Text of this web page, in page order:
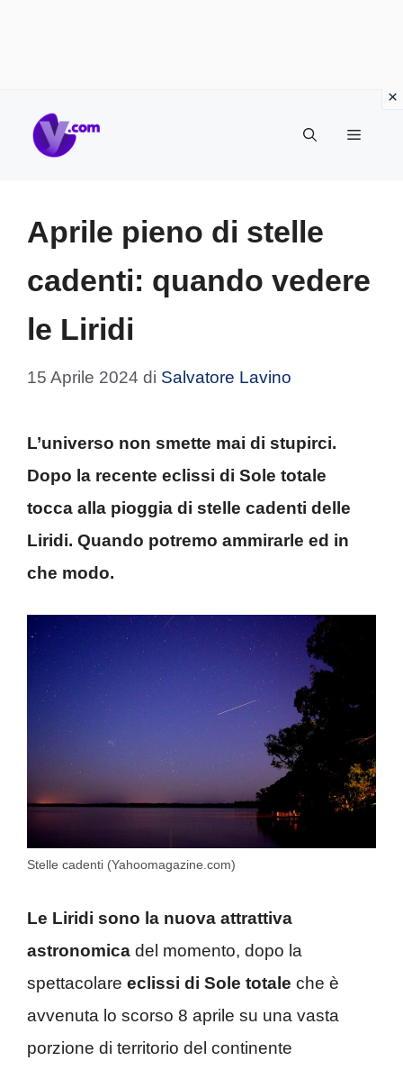
Menu
Aprile pieno di stelle
cadenti: quando vedere
le Liridi
15 Aprile 2024 di Salvatore Lavino
L’universo non smette mai di stupirci.
Dopo la recente eclissi di Sole totale
tocca alla pioggia di stelle cadenti delle
Liridi. Quando potremo ammirarle ed in
che modo.
Stelle cadenti (Yahoomagazine.com)
Le Liridi sono la nuova attrattiva
astronomica del momento, dopo la
spettacolare eclissi di Sole totale che è
avvenuta lo scorso 8 aprile su una vasta
porzione di territorio del continente